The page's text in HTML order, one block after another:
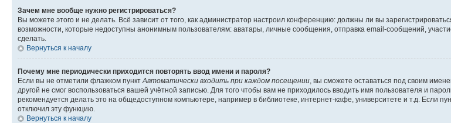
Зачем мне вообще нужно регистрироваться?
Вы можете этого и не делать. Всё зависит от того, как администратор настроил конференцию: должны ли вы
возможности, которые недоступны анонимным пользователям: аватары, личные сообщения, отправка email-сообщений,
сделать.
Вернуться к началу
Почему мне периодически приходится повторять ввод имени и пароля?
Если вы не отметили флажком пункт Автоматически входить при каждом посещении , вы сможете оставаться под своим
другой не смог воспользоваться вашей учётной записью. Для того чтобы вам не приходилось вводить имя пользователя и
рекомендуется делать это на общедоступном компьютере, например в библиотеке, интернет-кафе, университете и т.д. Если
отключил эту функцию.
Вернуться к началу